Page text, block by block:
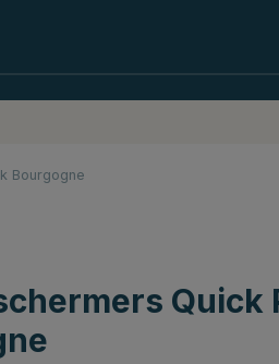
Bourgogne
Quick